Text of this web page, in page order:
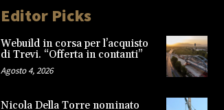
Editor Picks
Webuild in corsa per l’acquisto
di Trevi. “Offerta in contanti”
Agosto 4, 2026
Nicola Della Torre nominato